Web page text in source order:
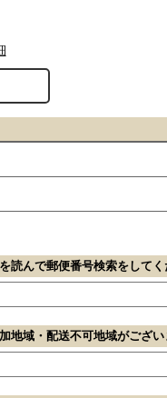
読んで郵便番号検索をしてく
域・配送不可地域がござい